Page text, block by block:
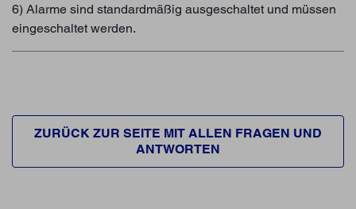
6) Alarme sind standardmäßig ausgeschaltet und müssen
eingeschaltet werden.
ZURÜCK ZUR SEITE MIT ALLEN FRAGEN UND
ANTWORTEN